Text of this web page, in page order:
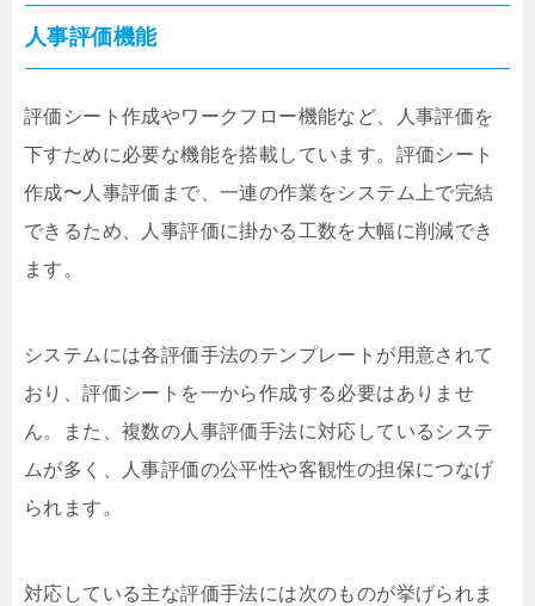
人事評価機能
評価シート作成やワークフロー機能など、人事評価を
下すために必要な機能を搭載しています。評価シート
作成〜人事評価まで、一連の作業をシステム上で完結
できるため、人事評価に掛かる工数を大幅に削減でき
ます。
システムには各評価手法のテンプレートが用意されて
おり、評価シートを一から作成する必要はありませ
ん。また、複数の人事評価手法に対応しているシステ
ムが多く、人事評価の公平性や客観性の担保につなげ
られます。
対応している主な評価手法には次のものが挙げられま